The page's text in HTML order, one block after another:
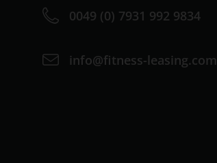
0049 (0) 7931 992 9834
info@fitness-leasing.com